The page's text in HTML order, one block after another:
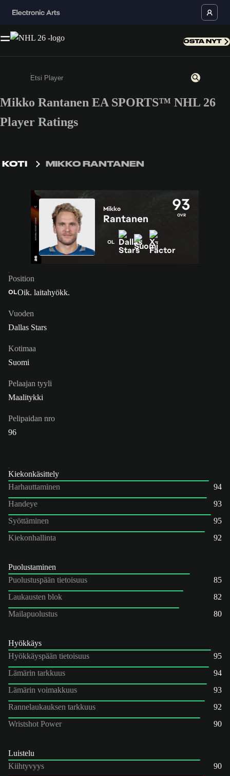
OSTA NYT
Kirjoita vähintään kolme merkkiä tai numeroa
Mikko Rantanen EA SPORTS™ NHL 26
Player Ratings
KOTI MIKKO RANTANEN
93
OVR
Mikko
Rantanen
OL
Position
OLOik. laitahyökk.
Vuoden
Dallas Stars
Kotimaa
Suomi
Pelaajan tyyli
Maalitykki
Pelipaidan nro
96
Kiekonkäsittely
Harhauttaminen
94
Handeye
93
Syöttäminen
95
Kiekonhallinta
92
Puolustaminen
Puolustuspään tietoisuus
85
Laukausten blok
82
Mailapuolustus
80
Hyökkäys
Hyökkäyspään tietoisuus
95
Lämärin tarkkuus
94
Lämärin voimakkuus
93
Rannelaukauksen tarkkuus
92
Wristshot Power
90
Luistelu
Kiihtyvyys
90